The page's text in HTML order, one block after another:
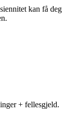
kan få deg
+ fellesgjeld.